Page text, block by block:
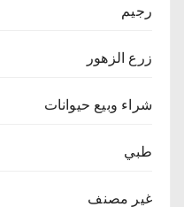
رجيم
زرع الزهور
شراء وبيع حيوانات
طبي
غير مصنف